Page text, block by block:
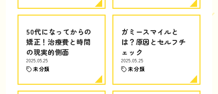
50代になってからの
矯正！治療費と時間
の現実的側面
2025.05.25
未分類
ガミースマイルと
は？原因とセルフチ
ェック
2025.05.25
未分類